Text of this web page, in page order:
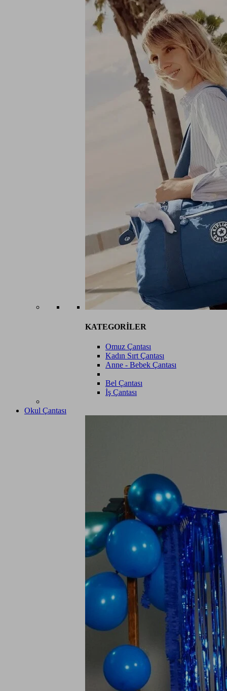
KATEGORİLER
Omuz Çantası
Kadın Sırt Çantası
Anne - Bebek Çantası
Bel Çantası
İş Çantası
Okul Çantası